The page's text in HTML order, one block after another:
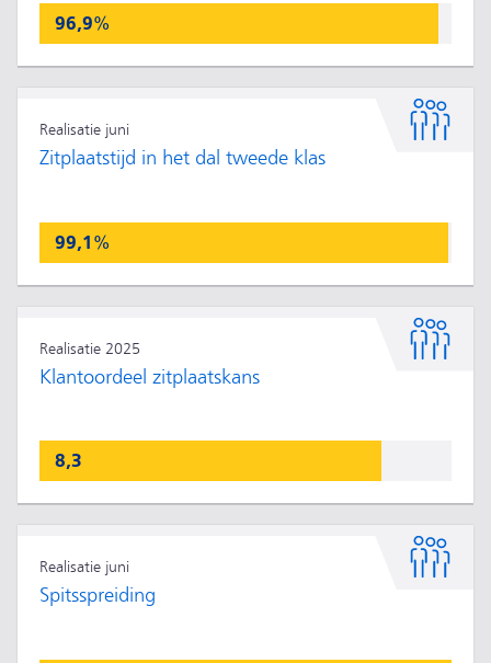
96,9%
Realisatie juni
Zitplaatstijd in het dal tweede klas
99,1%
Realisatie 2025
Klantoordeel zitplaatskans
8,3
Realisatie juni
Spitsspreiding